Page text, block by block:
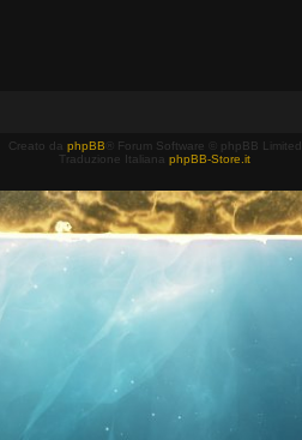
Creato da phpBB ® Forum Software © phpBB Limited
Traduzione Italiana phpBB-Store.it